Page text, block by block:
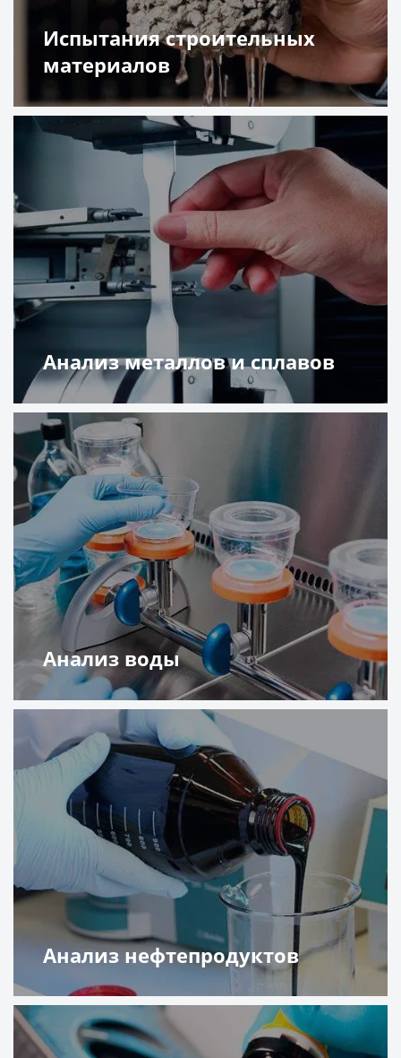
Испытания строительных
материалов
Подробнее
Анализ металлов и сплавов
Подробнее
Анализ воды
Подробнее
Анализ нефтепродуктов
Подробнее